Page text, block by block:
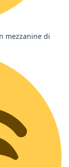
mezzanine di